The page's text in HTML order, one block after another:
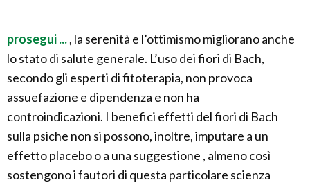
prosegui ..., la serenità e l’ottimismo migliorano anche
lo stato di salute generale. L’uso dei fiori di Bach,
secondo gli esperti di fitoterapia, non provoca
assuefazione e dipendenza e non ha
controindicazioni. I benefici effetti del fiori di Bach
sulla psiche non si possono, inoltre, imputare a un
effetto placebo o a una suggestione , almeno così
sostengono i fautori di questa particolare scienza